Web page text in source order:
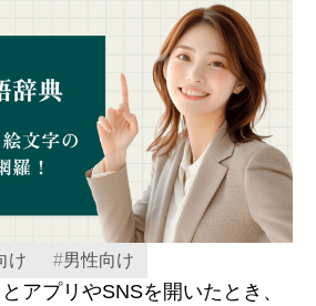
け #男性向け
アプリやSNSを開いたとき、